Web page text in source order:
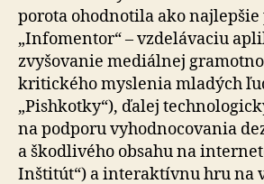
porota ohodnotila ako
„Infomentor“ – vzdelávaciu
zvyšovanie mediálnej
kritického myslenia mladých
„Pishkotky“), ďalej
na podporu vyhodnocovania
a škodlivého obsahu na
Inštitút“) a interaktívnu hru na